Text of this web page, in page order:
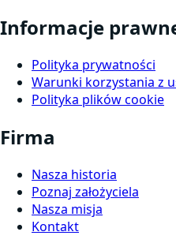
Informacje
Polityka prywatności
Warunki korzystania z
Polityka plików cookie
Firma
Nasza historia
Poznaj założyciela
Nasza misja
Kontakt